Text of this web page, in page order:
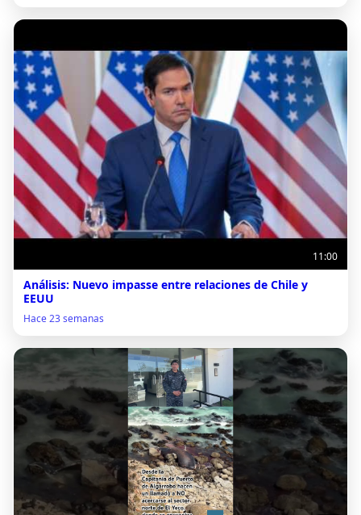
11:00
Análisis: Nuevo impasse entre relaciones de Chile y
EEUU
Hace 23 semanas